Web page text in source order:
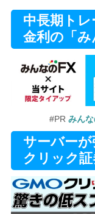
中長期ト
金利の「
#PR みん
サーバー
クリック証